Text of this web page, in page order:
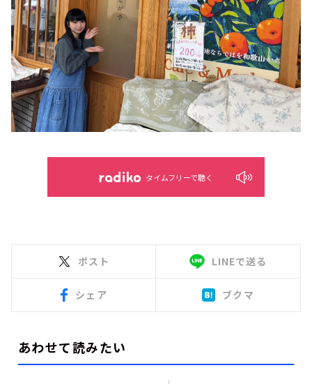
タイムフリーで聴く
ポスト LINEで送る
シェア ブクマ
あわせて読みたい